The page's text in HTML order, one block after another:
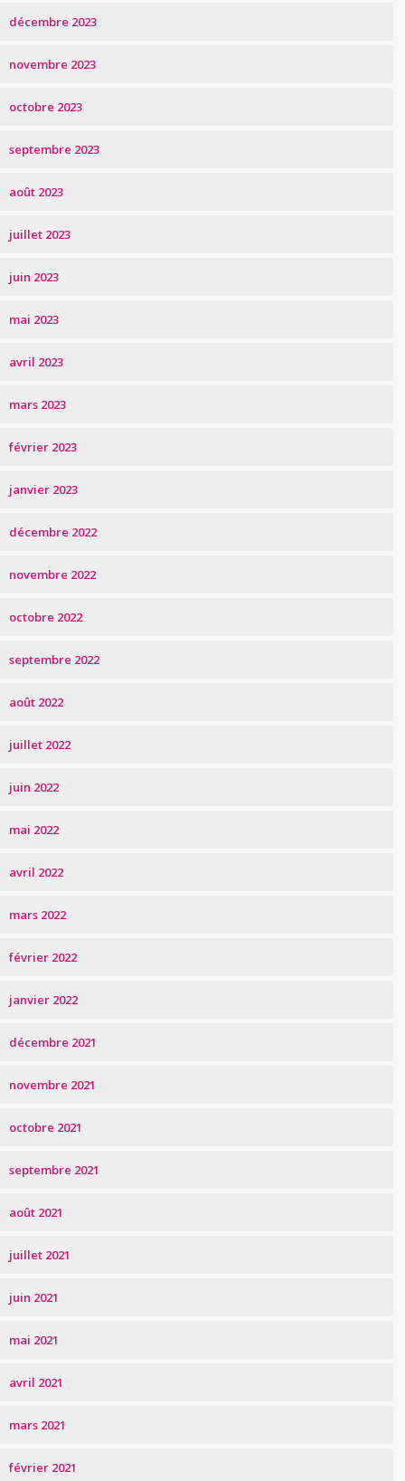
décembre 2023
novembre 2023
octobre 2023
septembre 2023
août 2023
juillet 2023
juin 2023
mai 2023
avril 2023
mars 2023
février 2023
janvier 2023
décembre 2022
novembre 2022
octobre 2022
septembre 2022
août 2022
juillet 2022
juin 2022
mai 2022
avril 2022
mars 2022
février 2022
janvier 2022
décembre 2021
novembre 2021
octobre 2021
septembre 2021
août 2021
juillet 2021
juin 2021
mai 2021
avril 2021
mars 2021
février 2021